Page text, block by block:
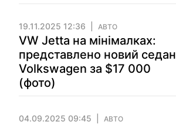
19.11.2025 12:36 АВТО
VW Jetta на мінімалках:
представлено новий седан
Volkswagen за $17 000
(фото)
04.09.2025 09:45 АВТО